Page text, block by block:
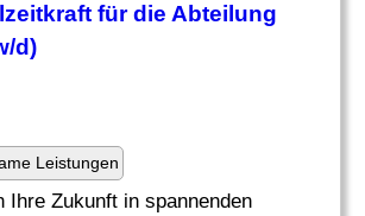
für die Abteilung
d)
Leistungen
Ihre Zukunft in spannenden